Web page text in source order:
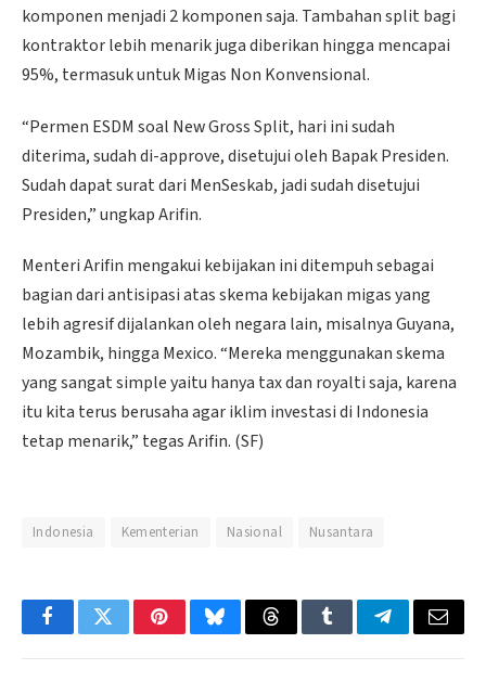
komponen menjadi 2 komponen saja. Tambahan split bagi
kontraktor lebih menarik juga diberikan hingga mencapai
95%, termasuk untuk Migas Non Konvensional.
“Permen ESDM soal New Gross Split, hari ini sudah
diterima, sudah di-approve, disetujui oleh Bapak Presiden.
Sudah dapat surat dari MenSeskab, jadi sudah disetujui
Presiden,” ungkap Arifin.
Menteri Arifin mengakui kebijakan ini ditempuh sebagai
bagian dari antisipasi atas skema kebijakan migas yang
lebih agresif dijalankan oleh negara lain, misalnya Guyana,
Mozambik, hingga Mexico. “Mereka menggunakan skema
yang sangat simple yaitu hanya tax dan royalti saja, karena
itu kita terus berusaha agar iklim investasi di Indonesia
tetap menarik,” tegas Arifin. (SF)
Indonesia Kementerian Nasional Nusantara
FacebookTwitterPinterestBlueskyThreadsTumblrTelegramEmail